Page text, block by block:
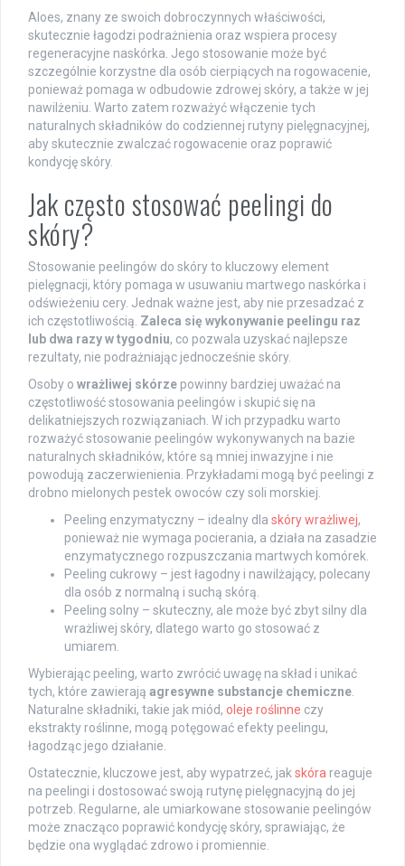
Aloes, znany ze swoich dobroczynnych właściwości,
skutecznie łagodzi podrażnienia oraz wspiera procesy
regeneracyjne naskórka. Jego stosowanie może być
szczególnie korzystne dla osób cierpiących na rogowacenie,
ponieważ pomaga w odbudowie zdrowej skóry, a także w jej
nawilżeniu. Warto zatem rozważyć włączenie tych
naturalnych składników do codziennej rutyny pielęgnacyjnej,
aby skutecznie zwalczać rogowacenie oraz poprawić
kondycję skóry.
Jak często stosować peelingi do
skóry?
Stosowanie peelingów do skóry to kluczowy element
pielęgnacji, który pomaga w usuwaniu martwego naskórka i
odświeżeniu cery. Jednak ważne jest, aby nie przesadzać z
ich częstotliwością. Zaleca się wykonywanie peelingu raz
lub dwa razy w tygodniu, co pozwala uzyskać najlepsze
rezultaty, nie podrażniając jednocześnie skóry.
Osoby o wrażliwej skórze powinny bardziej uważać na
częstotliwość stosowania peelingów i skupić się na
delikatniejszych rozwiązaniach. W ich przypadku warto
rozważyć stosowanie peelingów wykonywanych na bazie
naturalnych składników, które są mniej inwazyjne i nie
powodują zaczerwienienia. Przykładami mogą być peelingi z
drobno mielonych pestek owoców czy soli morskiej.
Peeling enzymatyczny – idealny dla skóry wrażliwej,
ponieważ nie wymaga pocierania, a działa na zasadzie
enzymatycznego rozpuszczania martwych komórek.
Peeling cukrowy – jest łagodny i nawilżający, polecany
dla osób z normalną i suchą skórą.
Peeling solny – skuteczny, ale może być zbyt silny dla
wrażliwej skóry, dlatego warto go stosować z
umiarem.
Wybierając peeling, warto zwrócić uwagę na skład i unikać
tych, które zawierają agresywne substancje chemiczne.
Naturalne składniki, takie jak miód, oleje roślinne czy
ekstrakty roślinne, mogą potęgować efekty peelingu,
łagodząc jego działanie.
Ostatecznie, kluczowe jest, aby wypatrzeć, jakskóra reaguje
na peelingi i dostosować swoją rutynę pielęgnacyjną do jej
potrzeb. Regularne, ale umiarkowane stosowanie peelingów
może znacząco poprawić kondycję skóry, sprawiając, że
będzie ona wyglądać zdrowo i promiennie.